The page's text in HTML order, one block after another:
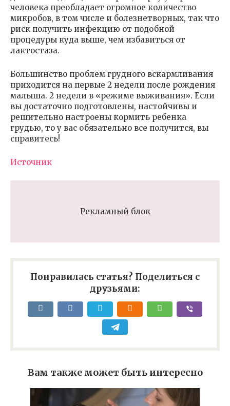
человека преобладает огромное количество
микробов, в том числе и болезнетворных, так что
риск получить инфекцию от подобной
процедуры куда выше, чем избавиться от
лактостаза.
Большинство проблем грудного вскармливания
приходится на первые 2 недели после рождения
малыша. 2 недели в «режиме выживания». Если
вы достаточно подготовлены, настойчивы и
решительно настроены кормить ребенка
грудью, то у вас обязательно все получится, вы
справитесь!
Источник
Рекламный блок
Понравилась статья? Поделиться с
друзьями:
Вам также может быть интересно